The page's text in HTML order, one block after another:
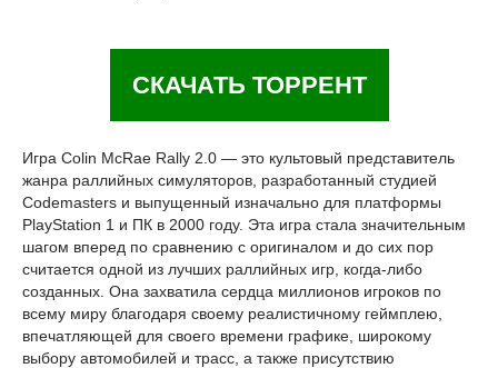
СКАЧАТЬ ТОРРЕНТ
Игра Colin McRae Rally 2.0 — это культовый представитель
жанра раллийных симуляторов, разработанный студией
Codemasters и выпущенный изначально для платформы
PlayStation 1 и ПК в 2000 году. Эта игра стала значительным
шагом вперед по сравнению с оригиналом и до сих пор
считается одной из лучших раллийных игр, когда-либо
созданных. Она захватила сердца миллионов игроков по
всему миру благодаря своему реалистичному геймплею,
впечатляющей для своего времени графике, широкому
выбору автомобилей и трасс, а также присутствию